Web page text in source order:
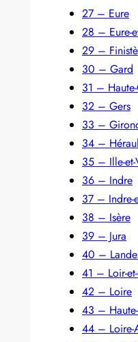
27 – Eure
28 – Eure-
29 –
30 – Gard
31 –
32 – Gers
33 –
34 –
35 – Ille-
36 – Indre
37 – Indre-
38 – Isère
39 – Jura
40 –
41 – Loir-
42 – Loire
43 –
44 – Loire-